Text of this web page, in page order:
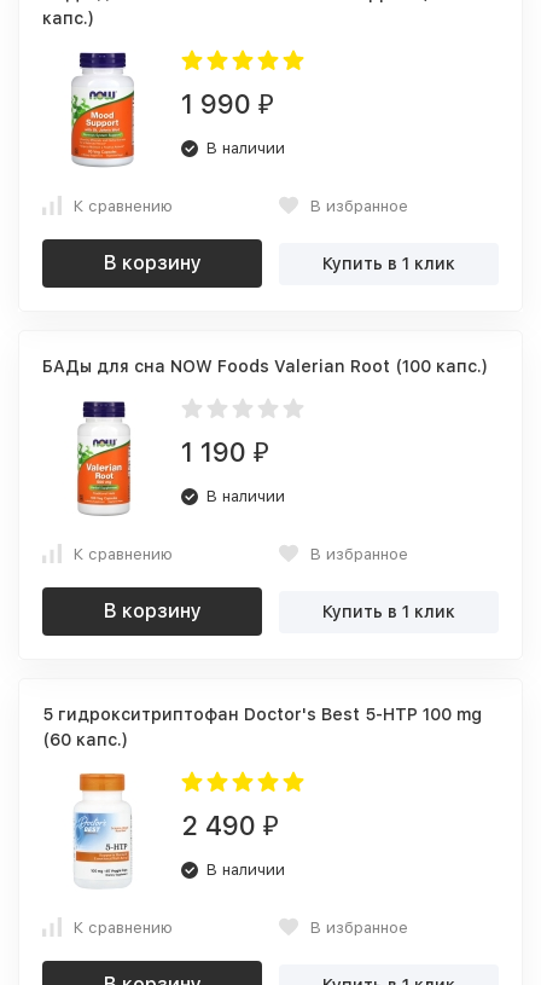
капс.)
1 990 ₽
В наличии
К сравнению В избранное
В корзину Купить в 1 клик
БАДы для сна NOW Foods Valerian Root (100 капс.)
1 190 ₽
В наличии
К сравнению В избранное
В корзину Купить в 1 клик
5 гидрокситриптофан Doctor's Best 5-HTP 100 mg
(60 капс.)
2 490 ₽
В наличии
К сравнению В избранное